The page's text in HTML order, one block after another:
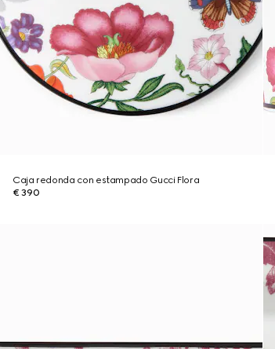
Caja redonda con estampado Gucci Flora
€ 390